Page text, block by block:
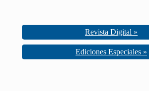
Revista Digital »
Ediciones Especiales »